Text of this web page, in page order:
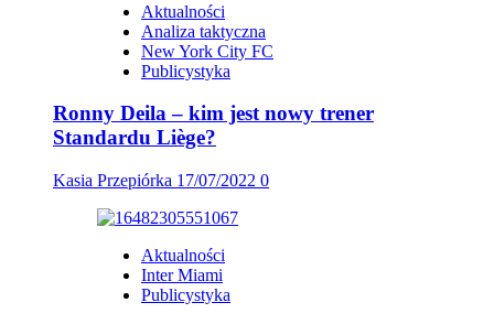
Aktualności
Analiza taktyczna
New York City FC
Publicystyka
Ronny Deila – kim jest nowy trener
Standardu Liège?
Kasia Przepiórka 17/07/2022 0
Aktualności
Inter Miami
Publicystyka